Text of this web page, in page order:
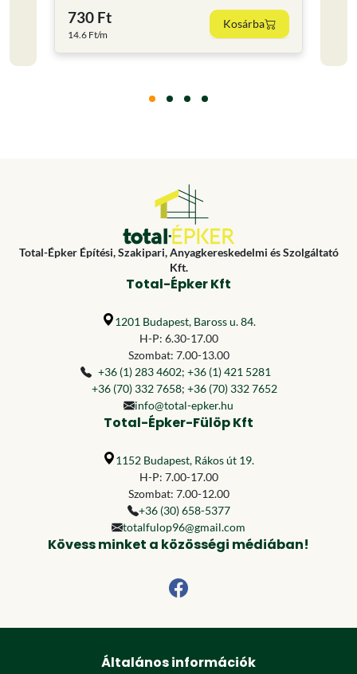
730 Ft
14.6 Ft/m
Kosárba
Total-Épker Építési, Szakipari, Anyagkereskedelmi és Szolgáltató
Kft.
Total-Épker Kft
1201 Budapest, Baross u. 84.
H-P: 6.30-17.00
Szombat: 7.00-13.00
+36 (1) 283 4602; +36 (1) 421 5281
+36 (70) 332 7658; +36 (70) 332 7652
info@total-epker.hu
Total-Épker-Fülöp Kft
1152 Budapest, Rákos út 19.
H-P: 7.00-17.00
Szombat: 7.00-12.00
+36 (30) 658-5377
totalfulop96@gmail.com
Kövess minket a közösségi médiában!
Általános információk